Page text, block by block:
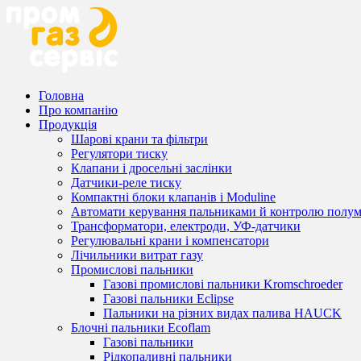
Головна
Про компанію
Продукція
Шарові крани та фільтри
Регулятори тиску
Клапани і дросельні заслінки
Датчики-реле тиску
Компактні блоки клапанів і Moduline
Автомати керування пальниками й контролю
Трансформатори, електроди, УФ-датчики
Регулювальні крани і компенсатори
Лічильники витрат газу
Промислові пальники
Газові промислові пальники Kromschroeder
Газові пальники Eclipse
Пальники на різних видах палива HAUCK
Блочні пальники Ecoflam
Газові пальники
Рідкопаливні пальники